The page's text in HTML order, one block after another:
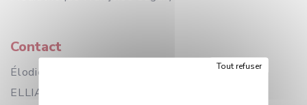
Contact
Élodie Bouygues (Pôle Arts et Littérature -
ELLIADD UR 4661) :
Tout refuser